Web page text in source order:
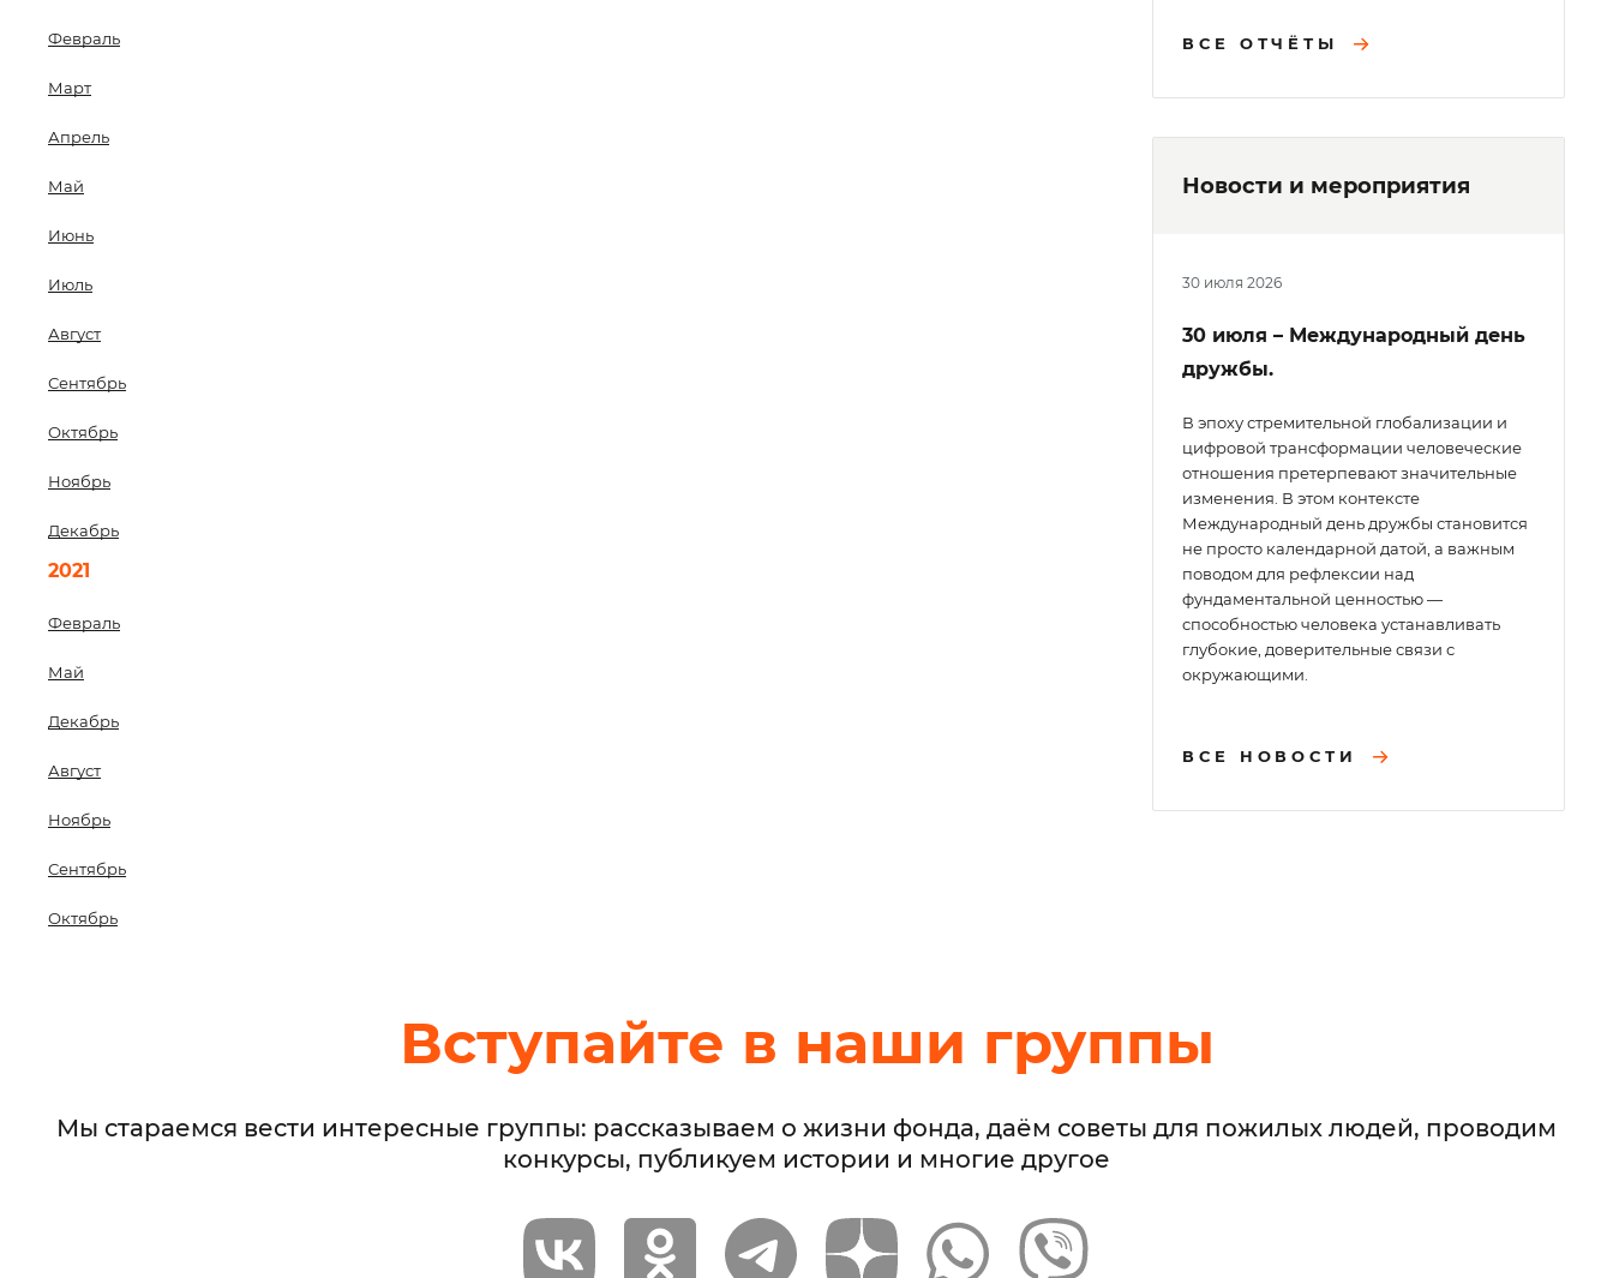
Февраль
Март
Апрель
Май
Июнь
Июль
Август
Сентябрь
Октябрь
Ноябрь
Декабрь
2021
Февраль
Май
Декабрь
Август
Ноябрь
Сентябрь
Октябрь
ВСЕ ОТЧЁТЫ
Новости и мероприятия
30 июля 2026
30 июля – Международный день
дружбы.
В эпоху стремительной глобализации и
цифровой трансформации человеческие
отношения претерпевают значительные
изменения. В этом контексте
Международный день дружбы становится
не просто календарной датой, а важным
поводом для рефлексии над
фундаментальной ценностью —
способностью человека устанавливать
глубокие, доверительные связи с
окружающими.
ВСЕ НОВОСТИ
Вступайте в наши группы
Мы стараемся вести интересные группы: рассказываем о жизни фонда, даём советы для пожилых людей, проводим
конкурсы, публикуем истории и многие другое